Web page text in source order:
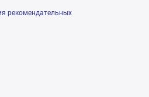
рекомендательных